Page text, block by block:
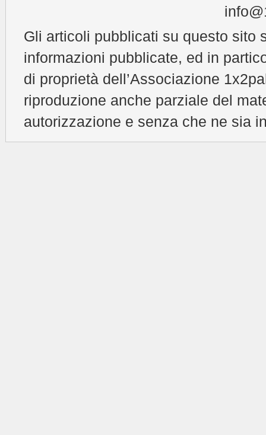
Gli articoli pubblicati su questo sito
informazioni pubblicate, ed in
di proprietà dell’Associazione
riproduzione anche parziale del
autorizzazione e senza che ne sia